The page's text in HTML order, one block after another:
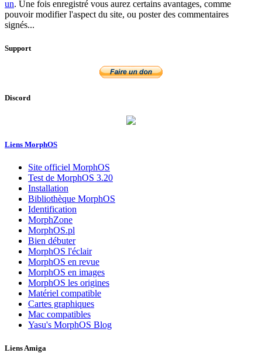
un. Une fois enregistré vous aurez certains avantages, comme
pouvoir modifier l'aspect du site, ou poster des commentaires
signés...
Support
Discord
Liens MorphOS
Site officiel MorphOS
Test de MorphOS 3.20
Installation
Bibliothèque MorphOS
Identification
MorphZone
MorphOS.pl
Bien débuter
MorphOS l'éclair
MorphOS en revue
MorphOS en images
MorphOS les origines
Matériel compatible
Cartes graphiques
Mac compatibles
Yasu's MorphOS Blog
Liens Amiga